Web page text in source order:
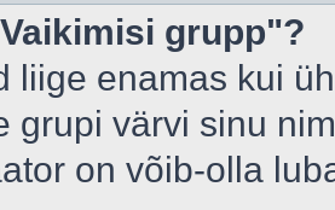
grupp"?
liige enamas kui
grupi värvi sinu
on võib-olla